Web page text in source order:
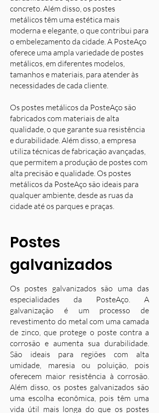
concreto. Além disso, os postes
metálicos têm uma estética mais
moderna e elegante, o que contribui para
o embelezamento da cidade. A PosteAço
oferece uma ampla variedade de postes
metálicos, em diferentes modelos,
tamanhos e materiais, para atender às
necessidades de cada cliente.
Os postes metálicos da PosteAço são
fabricados com materiais de alta
qualidade, o que garante sua resistência
e durabilidade. Além disso, a empresa
utiliza técnicas de fabricação avançadas,
que permitem a produção de postes com
alta precisão e qualidade. Os postes
metálicos da PosteAço são ideais para
qualquer ambiente, desde as ruas da
cidade até os parques e praças.
Postes
galvanizados
Os postes galvanizados são uma das
especialidades da PosteAço. A
galvanização é um processo de
revestimento do metal com uma camada
de zinco, que protege o poste contra a
corrosão e aumenta sua durabilidade.
São ideais para regiões com alta
umidade, maresia ou poluição, pois
oferecem maior resistência à corrosão.
Além disso, os postes galvanizados são
uma escolha econômica, pois têm uma
vida útil mais longa do que os postes